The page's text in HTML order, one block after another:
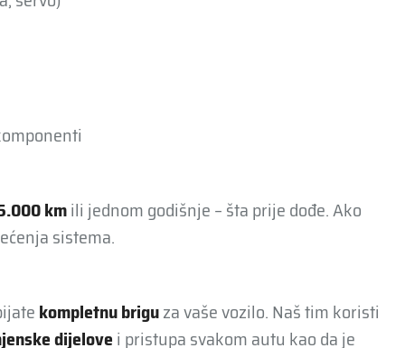
kmili jednom godišnje – šta prije dođe. Ako
sistema.
kompletnu briguza vaše vozilo. Naš tim koristi
dijelovei pristupa svakom autu kao da je